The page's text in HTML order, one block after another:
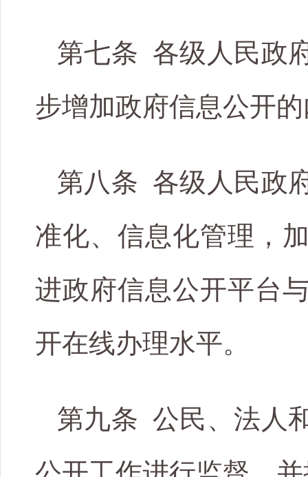
第七条 各级人民政
步增加政府信息公开
第八条 各级人民政
准化、信息化管理，
进政府信息公开平台
开在线办理水平。
第九条 公民、法人